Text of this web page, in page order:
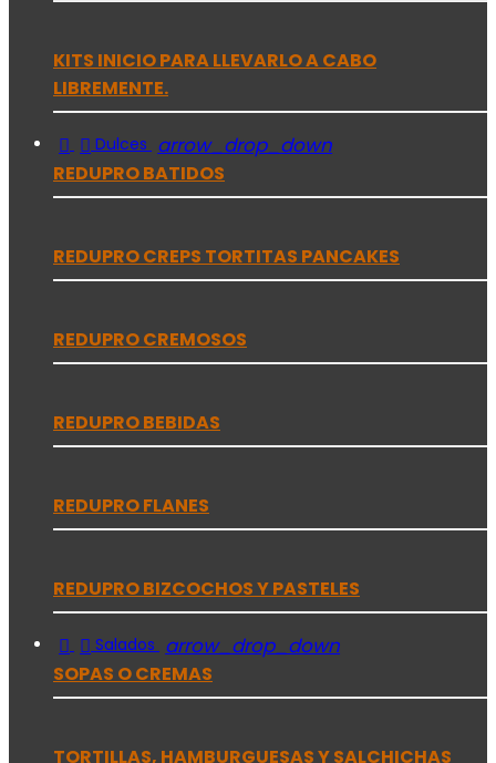
KITS INICIO PARA LLEVARLO A CABO
LIBREMENTE.
  Dulces arrow_drop_down
REDUPRO BATIDOS
REDUPRO CREPS TORTITAS PANCAKES
REDUPRO CREMOSOS
REDUPRO BEBIDAS
REDUPRO FLANES
REDUPRO BIZCOCHOS Y PASTELES
  Salados arrow_drop_down
SOPAS O CREMAS
TORTILLAS, HAMBURGUESAS Y SALCHICHAS